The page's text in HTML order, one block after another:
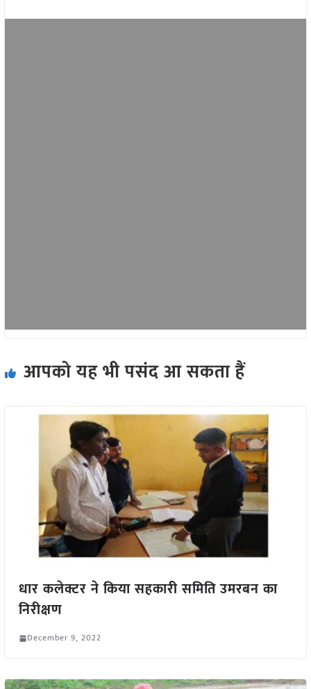
आपको यह भी पसंद आ सकता हैं
धार कलेक्टर ने किया सहकारी समिति उमरबन का
निरीक्षण
December 9, 2022